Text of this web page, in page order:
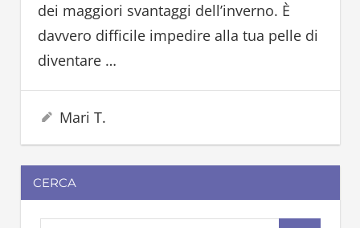
dei maggiori svantaggi dell’inverno. È
davvero difficile impedire alla tua pelle di
diventare …
2 Dicembre 2022
Mari T.
CERCA